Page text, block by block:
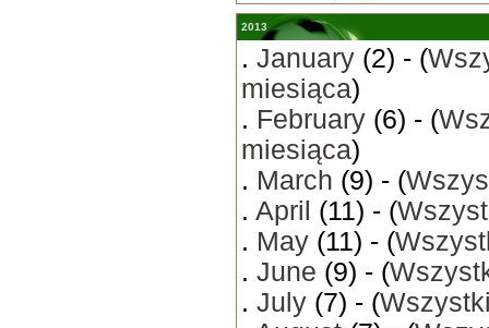
2013
. January (2) - (
miesiąca)
. February (6) - (
miesiąca)
. March (9) - (
. April (11) - (
. May (11) - (
. June (9) - (
. July (7) - (